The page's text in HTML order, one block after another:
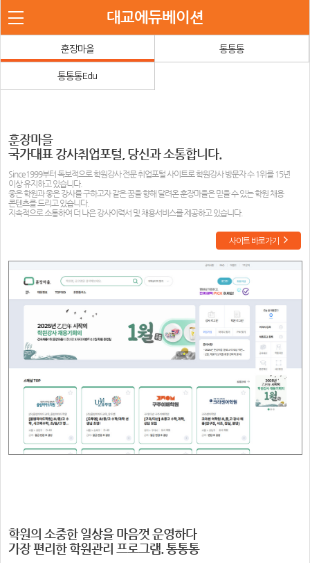
대교에듀베이션
훈장마을 통통통
통통통Edu
훈장마을
국가대표 강사취업포털, 당신과 소통합니다.
Since1999부터 독보적으로 학원강사 전문 취업포털 사이트로 학원강사 방문자 수 1위를 15년
이상 유지하고 있습니다.
좋은 학원과 좋은 강사를 구하고자 같은 꿈을 향해 달려온 훈장마을은 믿을 수 있는 학원 채용
콘텐츠를 드리고 있습니다.
지속적으로 소통하여 더 나은 강사이력서 및 채용서비스를 제공하고 있습니다.
사이트 바로가기
학원의 소중한 일상을 마음껏 운영하다
가장 편리한 학원관리 프로그램. 통통통